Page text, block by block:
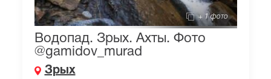
+ 1 фото
Водопад. Зрых. Ахты. Фото
@gamidov_murad
Зрых